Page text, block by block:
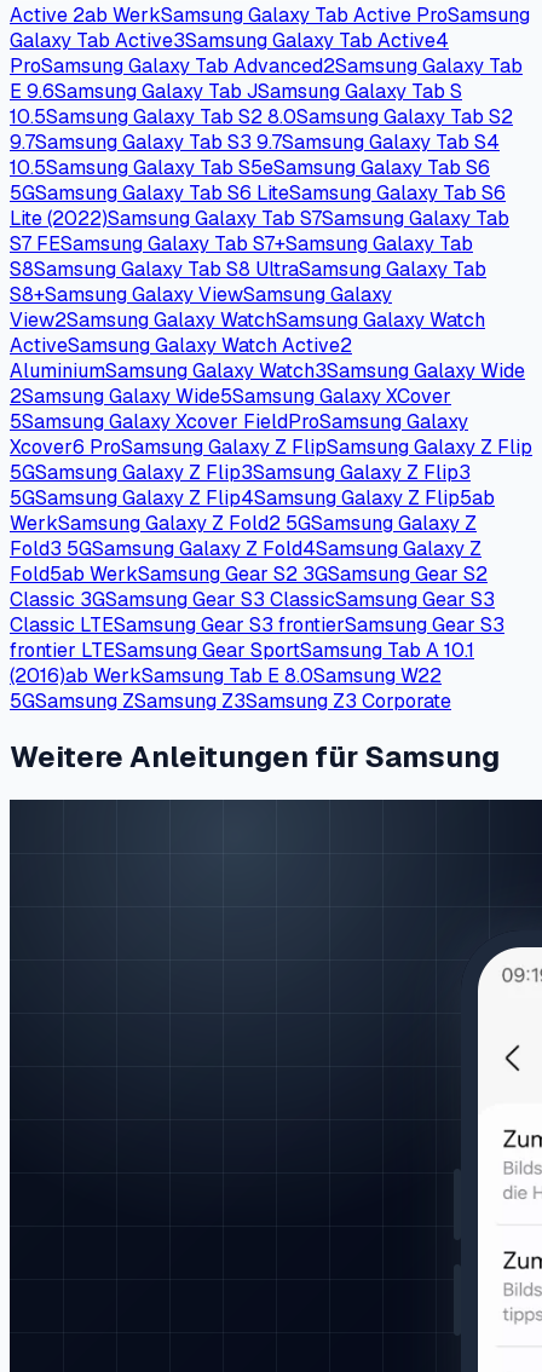
Galaxy F14ab WerkSamsung Galaxy F22Samsung Galaxy
F23Samsung Galaxy F34ab WerkSamsung Galaxy
F41Samsung Galaxy F42 5GSamsung Galaxy F52
5GSamsung Galaxy F54ab WerkSamsung Galaxy
F62Samsung Galaxy FoldSamsung Galaxy Fold
5GSamsung Galaxy FolderSamsung Galaxy J2 Pro
(2018)Samsung Galaxy J3 EmergeSamsung Galaxy
J4Samsung Galaxy J4+Samsung Galaxy J5
(2016)Samsung Galaxy J6+Samsung Galaxy J7
(2016)Samsung Galaxy J7 DuoSamsung Galaxy J7
Primeab WerkSamsung Galaxy J7 Prime 2ab
WerkSamsung Galaxy J7 VSamsung Galaxy M01
Galaxy M01 CoreSamsung Galaxy M01sSamsung Galaxy
M02Samsung Galaxy M02sSamsung Galaxy
M04Samsung Galaxy M10sSamsung Galaxy M12Samsung
Galaxy M13Samsung Galaxy M13 5GSamsung Galaxy
M14ab WerkSamsung Galaxy M14 5Gab WerkSamsung
Galaxy M21 2021Samsung Galaxy M21sSamsung Galaxy
M23Samsung Galaxy M30Samsung Galaxy
M30sSamsung Galaxy M31Samsung Galaxy M31
PrimeSamsung Galaxy M31sSamsung Galaxy
M32Samsung Galaxy M32 5GSamsung Galaxy
M33Samsung Galaxy M34 5Gab WerkSamsung Galaxy
M40Samsung Galaxy M42 5GSamsung Galaxy M52
5GSamsung Galaxy M53Samsung Galaxy M54ab
WerkSamsung Galaxy M62Samsung Galaxy Mega
OnSamsung Galaxy Note 10 LiteSamsung Galaxy Note
20Samsung Galaxy Note 20 5GSamsung Galaxy Note 20
Note 4Samsung Galaxy Note 5Samsung Galaxy Note
Samsung Galaxy S20 5G
Samsung Galaxy S20
Samsung Galaxy
Samsung Galaxy Tab
Samsung Galaxy Tab
Samsung Galaxy Tab A